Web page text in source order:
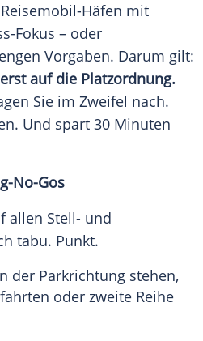
Häfen mit
Fokus – oder
Vorgaben. Darum gilt:
auf die Platzordnung.
Sie im Zweifel nach.
Und spart 30 Minuten
No-Gos
allen Stell- und
tabu. Punkt.
der Parkrichtung stehen,
oder zweite Reihe